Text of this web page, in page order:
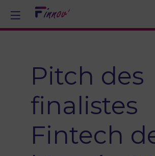
Pitch des
finalistes
Fintech